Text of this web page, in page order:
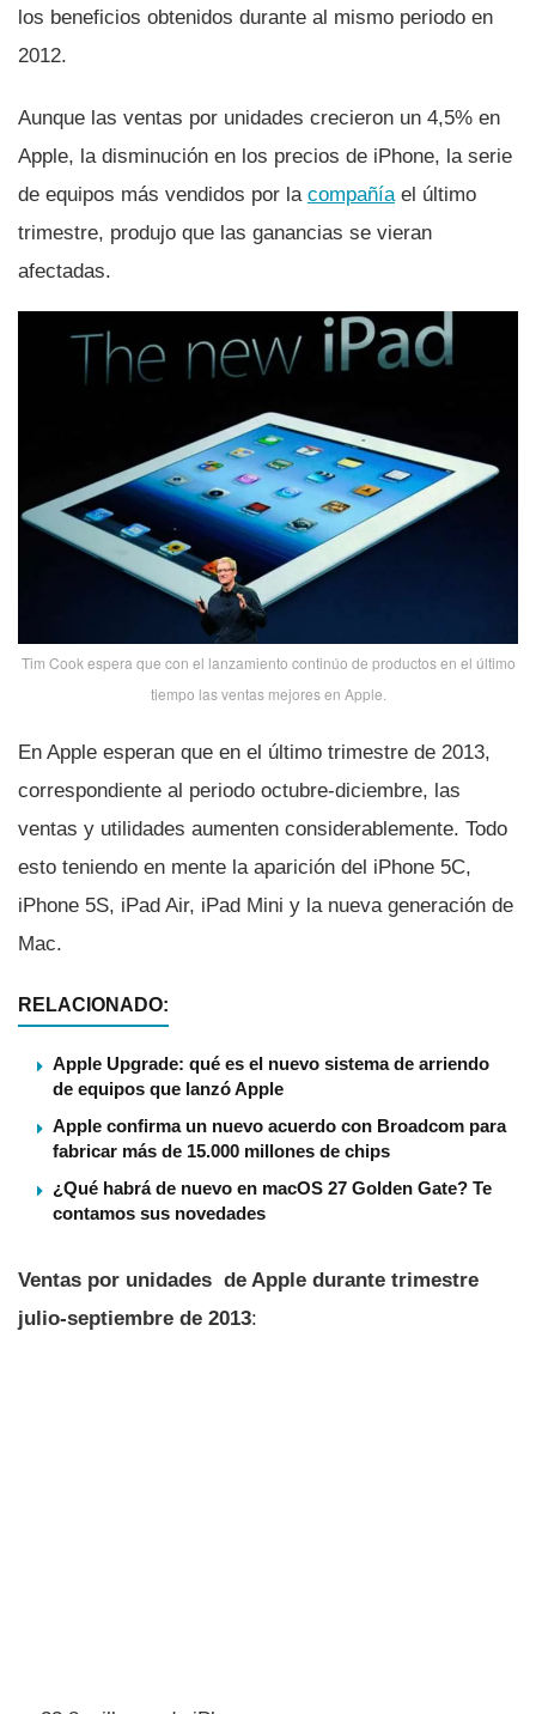
los beneficios obtenidos durante al mismo periodo en
2012.
Aunque las ventas por unidades crecieron un 4,5% en
Apple, la disminución en los precios de iPhone, la serie
de equipos más vendidos por la compañí­ael último
trimestre, produjo que las ganancias se vieran
afectadas.
Tim Cook espera que con el lanzamiento continúo de productos en el último
tiempo las ventas mejores en Apple.
En Apple esperan que en el último trimestre de 2013,
correspondiente al periodo octubre-diciembre, las
ventas y utilidades aumenten considerablemente. Todo
esto teniendo en mente la aparición del iPhone 5C,
iPhone 5S, iPad Air, iPad Mini y la nueva generación de
Mac.
RELACIONADO:
Apple Upgrade: qué es el nuevo sistema de arriendo
de equipos que lanzó Apple
Apple confirma un nuevo acuerdo con Broadcom para
fabricar más de 15.000 millones de chips
¿Qué habrá de nuevo en macOS 27 Golden Gate? Te
contamos sus novedades
Ventas por unidades de Apple durante trimestre
julio-septiembre de 2013: